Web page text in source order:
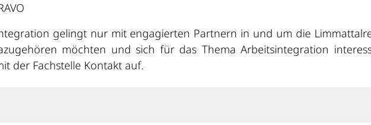
gelingt nur mit engagierten Partnern in und um die
möchten und sich für das Thema Arbeitsintegration
der Fachstelle Kontakt auf.